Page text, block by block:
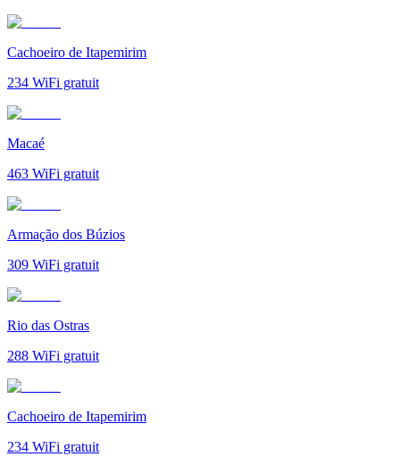
Cachoeiro de Itapemirim
234 WiFi gratuit
Macaé
463 WiFi gratuit
Armação dos Búzios
309 WiFi gratuit
Rio das Ostras
288 WiFi gratuit
Cachoeiro de Itapemirim
234 WiFi gratuit